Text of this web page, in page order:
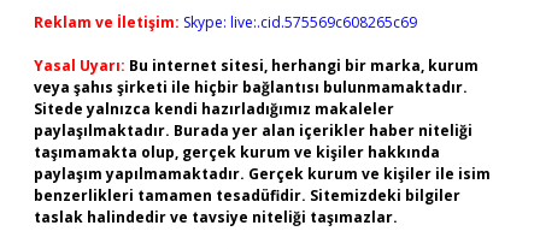
Reklam ve İletişim: Skype: live:.cid.575569c608265c69
Yasal Uyarı: Bu internet sitesi, herhangi bir marka, kurum
veya şahıs şirketi ile hiçbir bağlantısı bulunmamaktadır.
Sitede yalnızca kendi hazırladığımız makaleler
paylaşılmaktadır. Burada yer alan içerikler haber niteliği
taşımamakta olup, gerçek kurum ve kişiler hakkında
paylaşım yapılmamaktadır. Gerçek kurum ve kişiler ile isim
benzerlikleri tamamen tesadüfidir. Sitemizdeki bilgiler
taslak halindedir ve tavsiye niteliği taşımazlar.